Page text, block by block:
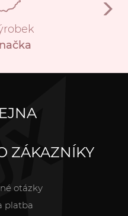
ZÁKAZNÍKY
otázky
platba